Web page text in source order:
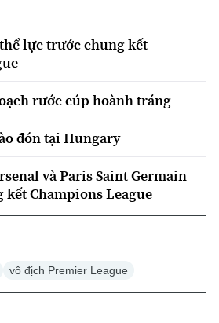
lực trước chung kết
rước cúp hoành tráng
đón tại Hungary
và Paris Saint Germain
Champions League
vô địch Premier League